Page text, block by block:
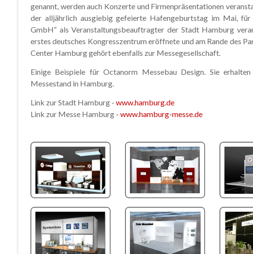
genannt, werden auch Konzerte und Firmenpräsentationen
der alljährlich ausgiebig gefeierte Hafengeburtstag im Mai, für
GmbH“ als Veranstaltungsbeauftragter der Stadt Hamburg
erstes deutsches Kongresszentrum eröffnete und am Rande des
Center Hamburg gehört ebenfalls zur Messegesellschaft.
Einige Beispiele für Octanorm Messebau Design. Sie
Messestand in Hamburg.
Link zur Stadt Hamburg - www.hamburg.de
Link zur Messe Hamburg - www.hamburg-messe.de